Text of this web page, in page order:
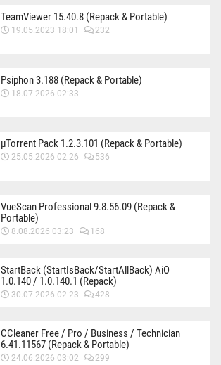
TeamViewer 15.40.8 (Repack & Portable)
19.05.2023 18:01 232
Psiphon 3.188 (Repack & Portable)
18.07.2026 02:33
µTorrent Pack 1.2.3.101 (Repack & Portable)
25.05.2026 02:26 536
VueScan Professional 9.8.56.09 (Repack &
Portable)
8.08.2026 03:23 168
StartBack (StartIsBack/StartAllBack) AiO
1.0.140 / 1.0.140.1 (Repack)
30.07.2026 02:23 428
CCleaner Free / Pro / Business / Technician
6.41.11567 (Repack & Portable)
24.06.2026 03:02 299